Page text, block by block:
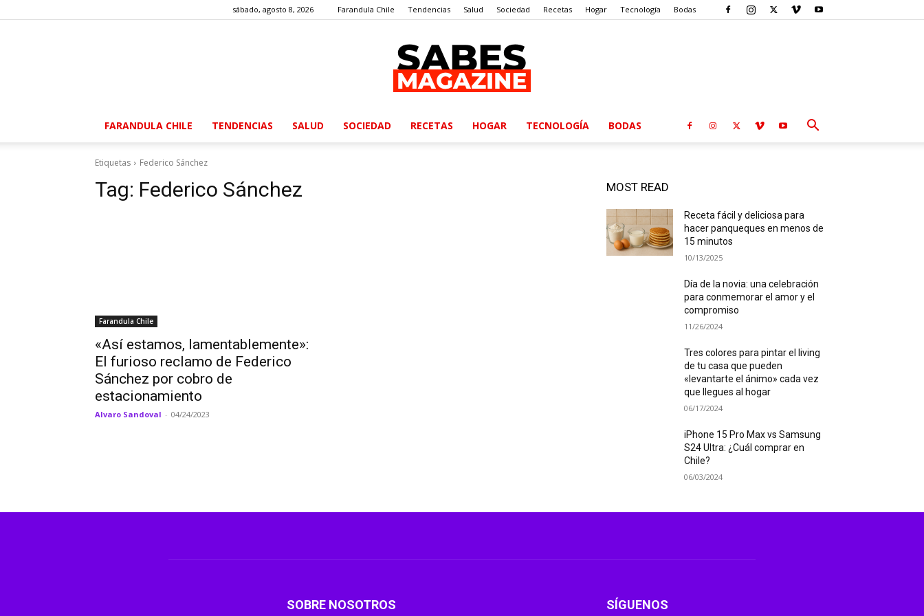
sábado, agosto 8, 2026 Farandula Chile Tendencias Salud Sociedad Recetas Hogar Tecnología Bodas
FARANDULA CHILE TENDENCIAS SALUD SOCIEDAD RECETAS HOGAR TECNOLOGÍA BODAS
Etiquetas Federico Sánchez
Tag: Federico Sánchez
Farandula Chile
«Así estamos, lamentablemente»:
El furioso reclamo de Federico
Sánchez por cobro de
estacionamiento
Alvaro Sandoval - 04/24/2023
MOST READ
Receta fácil y deliciosa para
hacer panqueques en menos de
15 minutos
10/13/2025
Día de la novia: una celebración
para conmemorar el amor y el
compromiso
11/26/2024
Tres colores para pintar el living
de tu casa que pueden
«levantarte el ánimo» cada vez
que llegues al hogar
06/17/2024
iPhone 15 Pro Max vs Samsung
S24 Ultra: ¿Cuál comprar en
Chile?
06/03/2024
SOBRE NOSOTROS SÍGUENOS